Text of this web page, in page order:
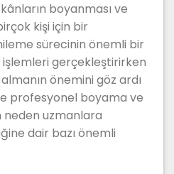
boyanması ve
kişi için bir
sürecinin önemli bir
işlemleri gerçekleştirirken
önemini göz ardı
profesyonel boyama ve
uzmanlara
dair bazı önemli